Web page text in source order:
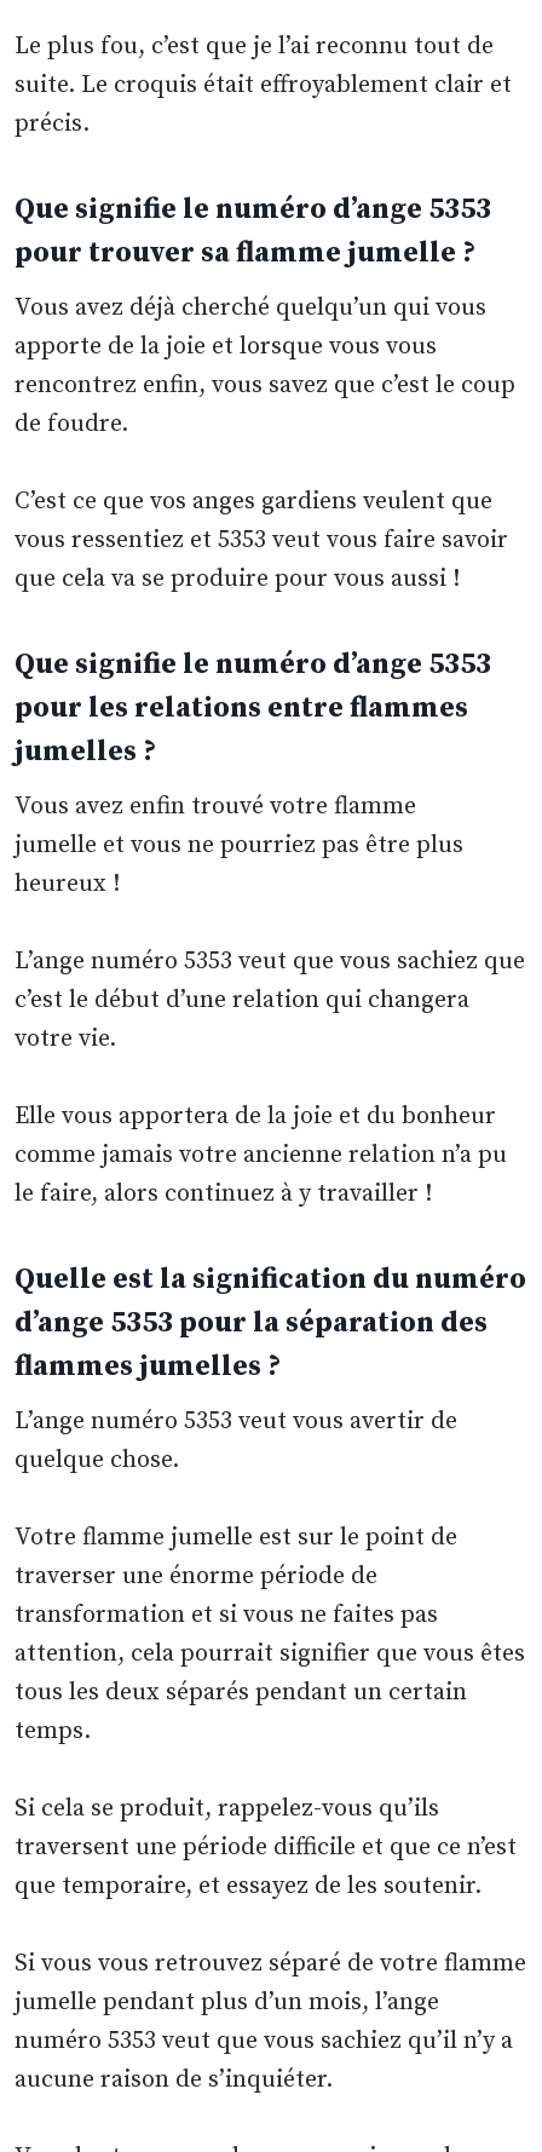
Le plus fou, c’est que je l’ai reconnu tout de
suite. Le croquis était effroyablement clair et
précis.
Que signifie le numéro d’ange 5353
pour trouver sa flamme jumelle ?
Vous avez déjà cherché quelqu’un qui vous
apporte de la joie et lorsque vous vous
rencontrez enfin, vous savez que c’est le coup
de foudre.
C’est ce que vos anges gardiens veulent que
vous ressentiez et 5353 veut vous faire savoir
que cela va se produire pour vous aussi !
Que signifie le numéro d’ange 5353
pour les relations entre flammes
jumelles ?
Vous avez enfin trouvé votre flamme
jumelle et vous ne pourriez pas être plus
heureux !
L’ange numéro 5353 veut que vous sachiez que
c’est le début d’une relation qui changera
votre vie.
Elle vous apportera de la joie et du bonheur
comme jamais votre ancienne relation n’a pu
le faire, alors continuez à y travailler !
Quelle est la signification du numéro
d’ange 5353 pour la séparation des
flammes jumelles ?
L’ange numéro 5353 veut vous avertir de
quelque chose.
Votre flamme jumelle est sur le point de
traverser une énorme période de
transformation et si vous ne faites pas
attention, cela pourrait signifier que vous êtes
tous les deux séparés pendant un certain
temps.
Si cela se produit, rappelez-vous qu’ils
traversent une période difficile et que ce n’est
que temporaire, et essayez de les soutenir.
Si vous vous retrouvez séparé de votre flamme
jumelle pendant plus d’un mois, l’ange
numéro 5353 veut que vous sachiez qu’il n’y a
aucune raison de s’inquiéter.